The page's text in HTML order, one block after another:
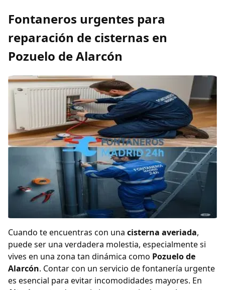
Fontaneros urgentes para
reparación de cisternas en
Pozuelo de Alarcón
Cuando te encuentras con una cisterna averiada,
puede ser una verdadera molestia, especialmente si
vives en una zona tan dinámica como Pozuelo de
Alarcón. Contar con un servicio de fontanería urgente
es esencial para evitar incomodidades mayores. En